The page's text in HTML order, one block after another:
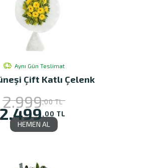
Aynı Gün Teslimat
Çift Katlı Çelenk
2.999,00 TL
2.499,00 TL
HEMEN AL